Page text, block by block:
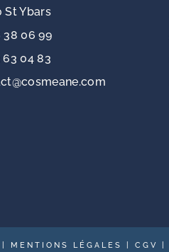
St Ybars
38 06 99
63 04 83
MENTIONS LÉGALES CGV